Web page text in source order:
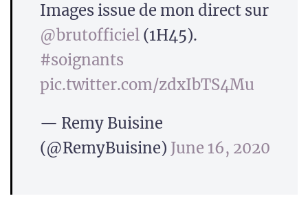
Images issue de mon direct sur
@brutofficiel (1H45).
#soignants
pic.twitter.com/zdxIbTS4Mu
— Remy Buisine
(@RemyBuisine) June 16, 2020